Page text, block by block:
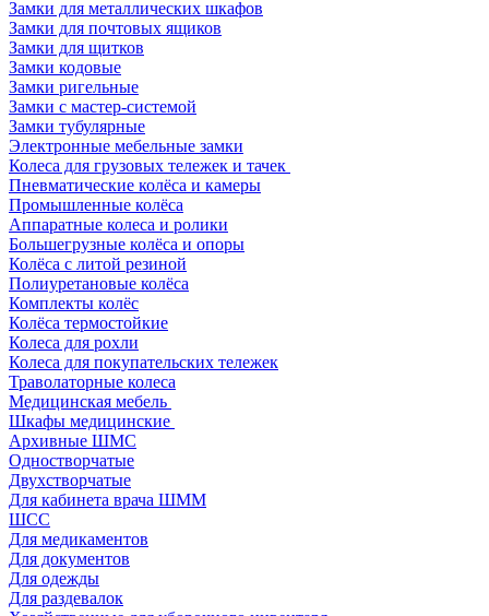
Замки для металлических шкафов
Замки для почтовых ящиков
Замки для щитков
Замки кодовые
Замки ригельные
Замки с мастер-системой
Замки тубулярные
Электронные мебельные замки
Колеса для грузовых тележек и тачек
Пневматические колёса и камеры
Промышленные колёса
Аппаратные колеса и ролики
Большегрузные колёса и опоры
Колёса с литой резиной
Полиуретановые колёса
Комплекты колёс
Колёса термостойкие
Колеса для рохли
Колеса для покупательских тележек
Траволаторные колеса
Медицинская мебель
Шкафы медицинские
Архивные ШМС
Одностворчатые
Двухстворчатые
Для кабинета врача ШММ
ШСС
Для медикаментов
Для документов
Для одежды
Для раздевалок